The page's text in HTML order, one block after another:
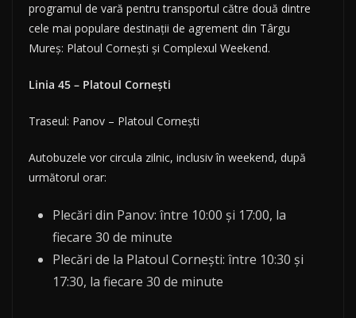
programul de vară pentru transportul către două dintre
cele mai populare destinații de agrement din Târgu
Mureș: Platoul Cornești și Complexul Weekend.
Linia 45 – Platoul Cornești
Traseul: Panov – Platoul Cornești
Autobuzele vor circula zilnic, inclusiv în weekend, după
următorul orar:
Plecări din Panov: între 10:00 și 17:00, la
fiecare 30 de minute
Plecări de la Platoul Cornești: între 10:30 și
17:30, la fiecare 30 de minute